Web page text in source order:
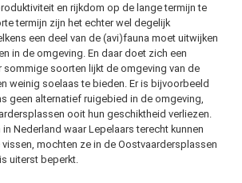
en rijkdom op de lange termijn te
termijn zijn het echter wel degelijk
een deel van de (avi)fauna moet uitwijken
in de omgeving. En daar doet zich een
sommige soorten lijkt de omgeving van de
weinig soelaas te bieden. Er is bijvoorbeeld
geen alternatief ruigebied in de omgeving,
ooit hun geschiktheid verliezen.
Nederland waar Lepelaars terecht kunnen
mochten ze in de Oostvaardersplassen
uiterst beperkt.